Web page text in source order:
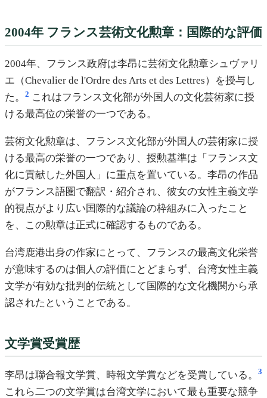
2004年 フランス芸術文化勲章：国際的な評価
2004年、フランス政府は李昂に芸術文化勲章シュヴァリ
エ（Chevalier de l'Ordre des Arts et des Lettres）を授与し
た。
2 これはフランス文化部が外国人の文化芸術家に授
ける最高位の栄誉の一つである。
芸術文化勲章は、フランス文化部が外国人の芸術家に授
ける最高の栄誉の一つであり、授勲基準は「フランス文
化に貢献した外国人」に重点を置いている。李昂の作品
がフランス語圏で翻訳・紹介され、彼女の女性主義文学
的視点がより広い国際的な議論の枠組みに入ったこと
を、この勲章は正式に確認するものである。
台湾鹿港出身の作家にとって、フランスの最高文化栄誉
が意味するのは個人の評価にとどまらず、台湾女性主義
文学が有効な批判的伝統として国際的な文化機関から承
認されたということである。
文学賞受賞歴
李昂は聯合報文学賞、時報文学賞などを受賞している。 3
これら二つの文学賞は台湾文学において最も重要な競争